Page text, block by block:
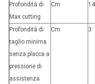
Profondità di
Max.cutting
Cm
Profondità di
taglio minima
senza placca a
pressione di
assistenza
Cm 3